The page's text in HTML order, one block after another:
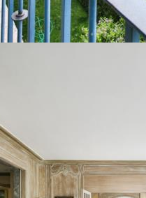
vous propose un
pièces avec un plan parfait
en pierre de taille de
Il se compose: d'une
avec cheminée
belle vue dégagée
bureau pouvant faire
trois chambres avec
chambre magnifique en
rangements, et sa
cuisine, une cave, une